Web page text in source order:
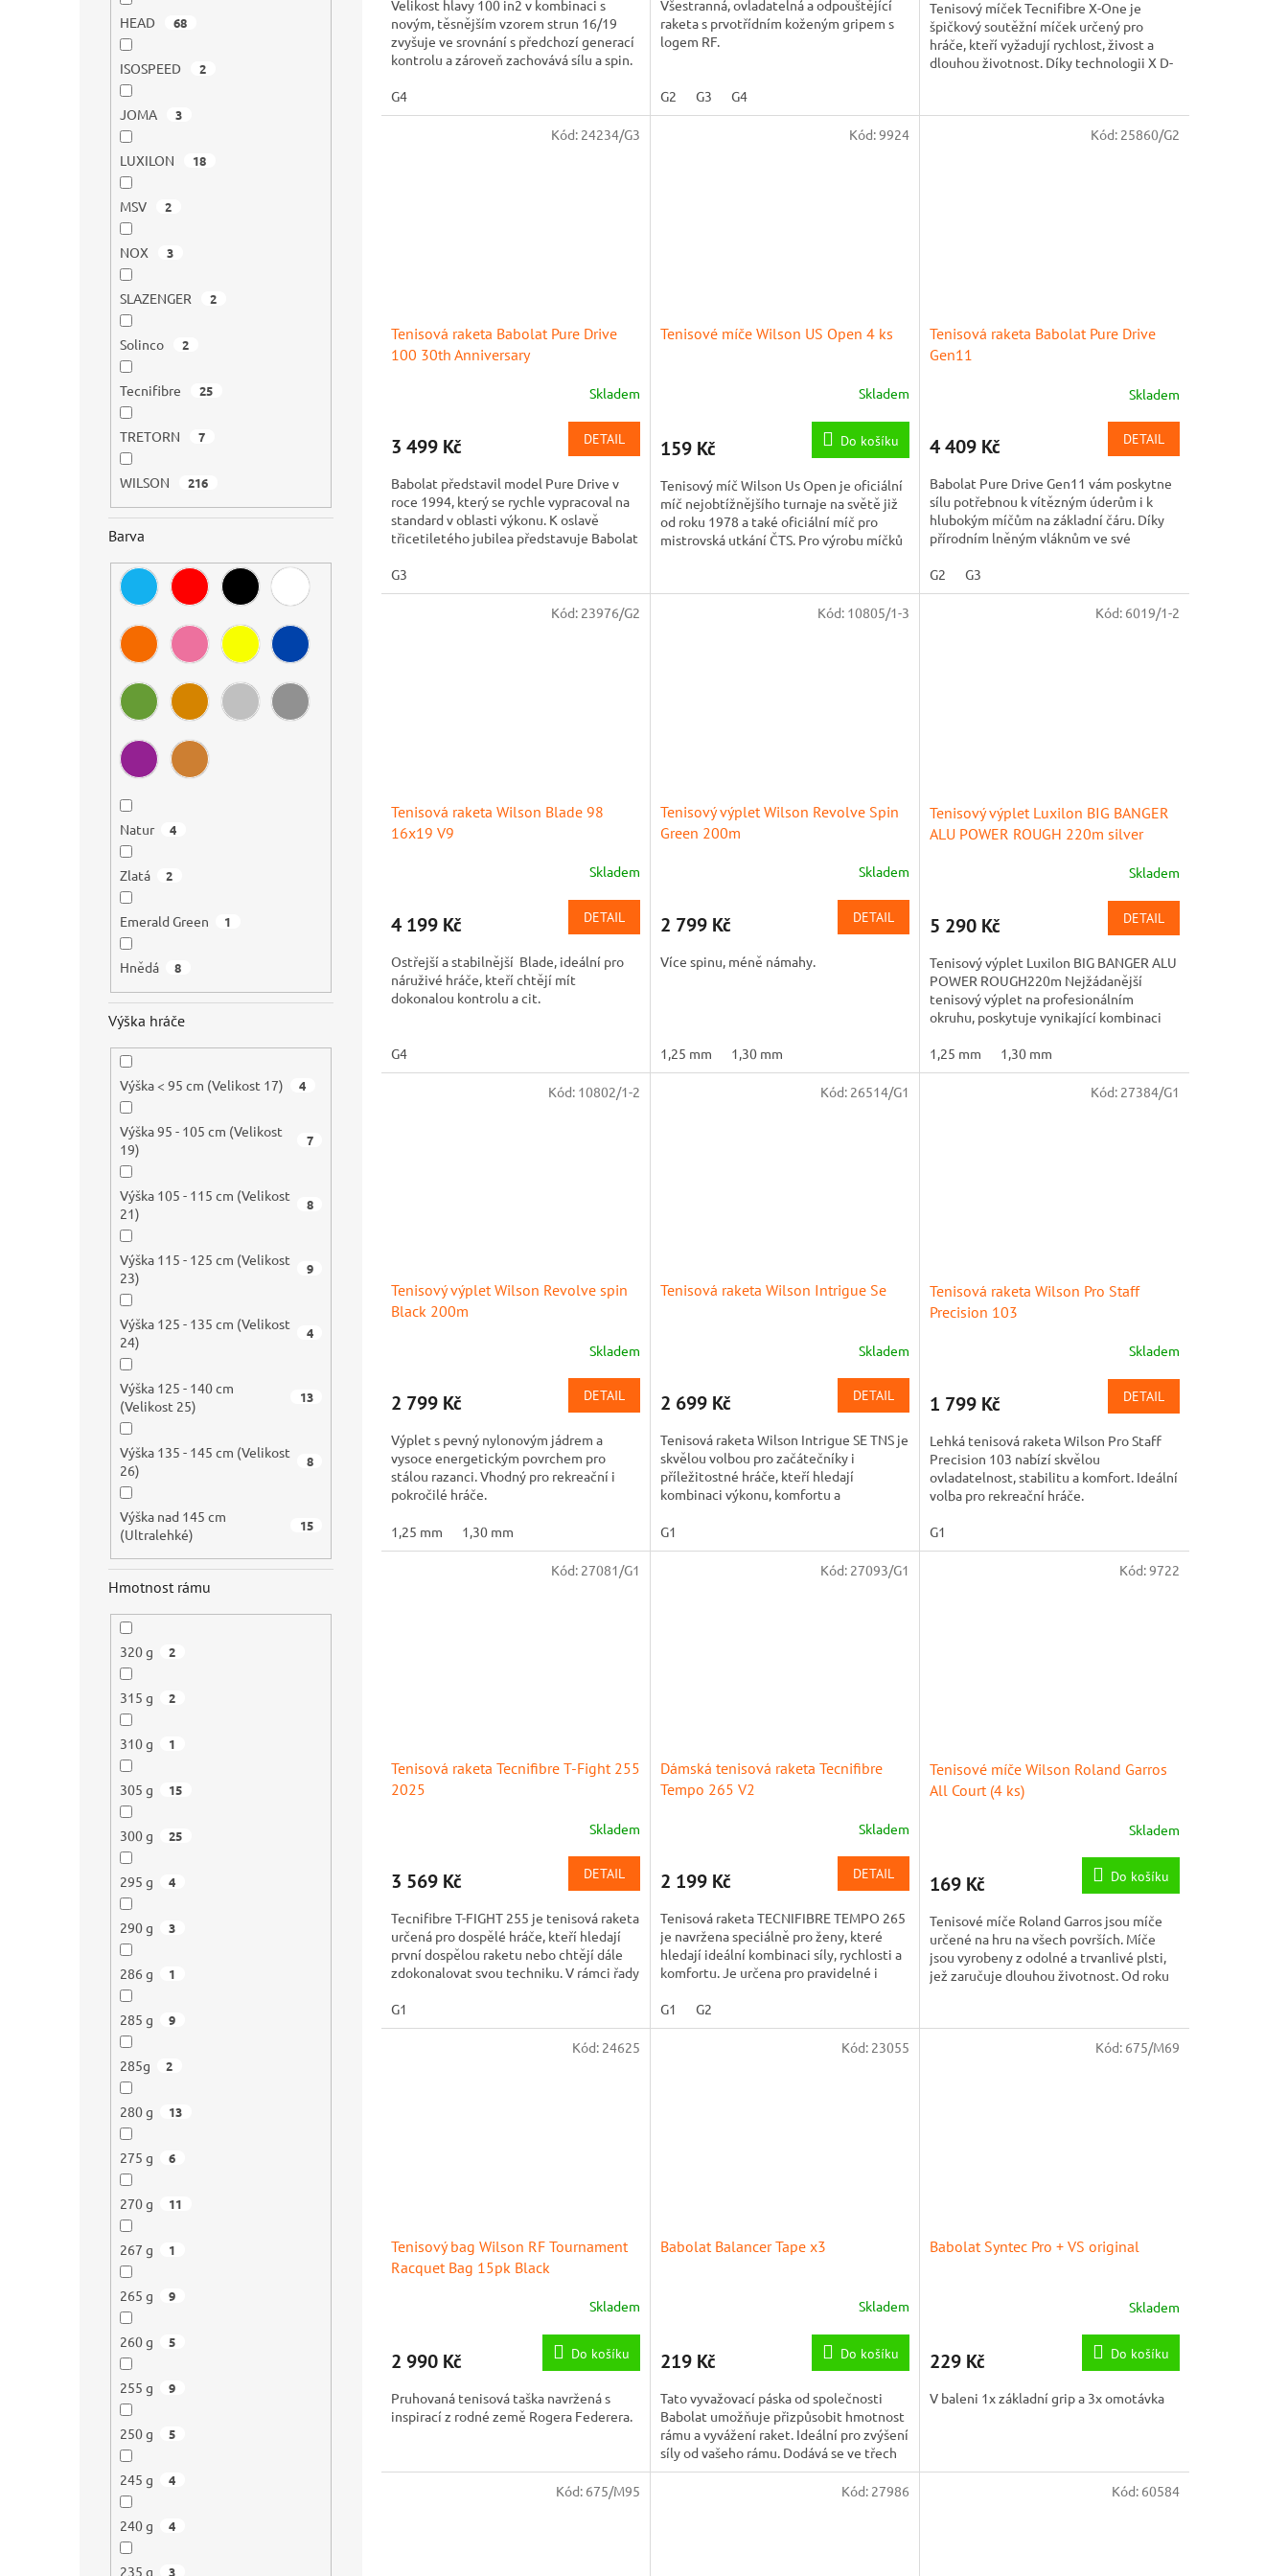
HEAD 68
ISOSPEED 2
JOMA 3
LUXILON 18
MSV 2
NOX 3
SLAZENGER 2
Solinco 2
Tecnifibre 25
TRETORN 7
WILSON 216
Barva
Natur 4
Zlatá 2
Emerald Green 1
Hnědá 8
Výška hráče
Výška < 95 cm (Velikost 17) 4
Výška 95 - 105 cm (Velikost
19)
7
Výška 105 - 115 cm (Velikost
21)
8
Výška 115 - 125 cm (Velikost
23)
9
Výška 125 - 135 cm (Velikost
24)
4
Výška 125 - 140 cm
(Velikost 25)
13
Výška 135 - 145 cm (Velikost
26)
8
Výška nad 145 cm
(Ultralehké)
15
Hmotnost rámu
320 g 2
315 g 2
310 g 1
305 g 15
300 g 25
295 g 4
290 g 3
286 g 1
285 g 9
285g 2
280 g 13
275 g 6
270 g 11
267 g 1
265 g 9
260 g 5
255 g 9
250 g 5
245 g 4
240 g 4
235 g 3
z
5
hvězdiček.
Velikost hlavy 100 in2 v kombinaci s
novým, těsnějším vzorem strun 16/19
zvyšuje ve srovnání s předchozí generací
kontrolu a zároveň zachovává sílu a spin.
G4
Všestranná, ovladatelná a odpouštějící
raketa s prvotřídním koženým gripem s
logem RF.
G2 G3 G4
z
5
hvězdiček.
Tenisový míček Tecnifibre X-One je
špičkový soutěžní míček určený pro
hráče, kteří vyžadují rychlost, živost a
dlouhou životnost. Díky technologii X D-
Tenisová raketa Babolat Pure Drive
100 30th Anniversary
Skladem
3 499 Kč DETAIL
Babolat představil model Pure Drive v
roce 1994, který se rychle vypracoval na
standard v oblasti výkonu. K oslavě
třicetiletého jubilea představuje Babolat
G3
Kód: 24234/G3
Tenisové míče Wilson US Open 4 ks
je
z
5
hvězdiček.
Skladem
159 Kč Do košíku
Tenisový míč Wilson Us Open je oficiální
míč nejobtížnějšího turnaje na světě již
od roku 1978 a také oficiální míč pro
mistrovská utkání ČTS. Pro výrobu míčků
Kód:9924
Tenisová raketa Babolat Pure Drive
Gen11
Skladem
4 409 Kč DETAIL
Babolat Pure Drive Gen11 vám poskytne
sílu potřebnou k vítězným úderům i k
hlubokým míčům na základní čáru. Díky
přírodním lněným vláknům ve své
G2
G3
Kód: 25860/G2
Tenisová raketa Wilson Blade 98
16x19 V9
Skladem
4 199 Kč DETAIL
Ostřejší a stabilnější Blade, ideální pro
náruživé hráče, kteří chtějí mít
dokonalou kontrolu a cit.
G4
Kód: 23976/G2
Tenisový výplet Wilson Revolve Spin
Green 200m
Skladem
2 799 Kč DETAIL
Více spinu, méně námahy.
1,25 mm 1,30 mm
Kód: 10805/1-3
Tenisový výplet Luxilon BIG BANGER
ALU POWER ROUGH 220m silver
Skladem
5 290 Kč DETAIL
Tenisový výplet Luxilon BIG BANGER ALU
POWER ROUGH220m Nejžádanější
tenisový výplet na profesionálním
okruhu, poskytuje vynikající kombinaci
1,25 mm
1,30 mm
Kód: 6019/1-2
Tenisový výplet Wilson Revolve spin
Black 200m
Skladem
2 799 Kč DETAIL
Výplet s pevný nylonovým jádrem a
vysoce energetickým povrchem pro
stálou razanci. Vhodný pro rekreační i
pokročilé hráče.
1,25 mm 1,30 mm
Kód: 10802/1-2
Tenisová raketa Wilson Intrigue Se
Skladem
2 699 Kč DETAIL
Tenisová raketa Wilson Intrigue SE TNS je
skvělou volbou pro začátečníky i
příležitostné hráče, kteří hledají
kombinaci výkonu, komfortu a
G1
Kód: 26514/G1
Tenisová raketa Wilson Pro Staff
Precision 103
Skladem
1 799 Kč DETAIL
Lehká tenisová raketa Wilson Pro Staff
Precision 103 nabízí skvělou
ovladatelnost, stabilitu a komfort. Ideální
volba pro rekreační hráče.
G1
Kód: 27384/G1
Tenisová raketa Tecnifibre T-Fight 255
2025
Skladem
3 569 Kč DETAIL
Tecnifibre T-FIGHT 255 je tenisová raketa
určená pro dospělé hráče, kteří hledají
první dospělou raketu nebo chtějí dále
zdokonalovat svou techniku. V rámci řady
G1
Kód: 27081/G1
Dámská tenisová raketa Tecnifibre
Tempo 265 V2
Skladem
2 199 Kč DETAIL
Tenisová raketa TECNIFIBRE TEMPO 265
je navržena speciálně pro ženy, které
hledají ideální kombinaci síly, rychlosti a
komfortu. Je určena pro pravidelné i
G1
G2
Kód: 27093/G1
Tenisové míče Wilson Roland Garros
All Court (4 ks)
Skladem
169 Kč Do košíku
Tenisové míče Roland Garros jsou míče
určené na hru na všech površích. Míče
jsou vyrobeny z odolné a trvanlivé plsti,
jež zaručuje dlouhou životnost. Od roku
Kód:9722
Tenisový bag Wilson RF Tournament
Racquet Bag 15pk Black
Skladem
2 990 Kč Do košíku
Pruhovaná tenisová taška navržená s
inspirací z rodné země Rogera Federera.
Kód: 24625
Babolat Balancer Tape x3
Skladem
219 Kč Do košíku
Tato vyvažovací páska od společnosti
Babolat umožňuje přizpůsobit hmotnost
rámu a vyvážení raket. Ideální pro zvýšení
síly od vašeho rámu. Dodává se ve třech
praktických, předem...
Kód: 23055
Babolat Syntec Pro + VS original
Skladem
229 Kč Do košíku
V baleni 1x základní grip a 3x omotávka
Kód: 675/M69
Kód: 675/M95 Kód: 27986 Kód: 60584